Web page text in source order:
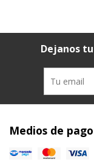
Dejanos
Medios de pago